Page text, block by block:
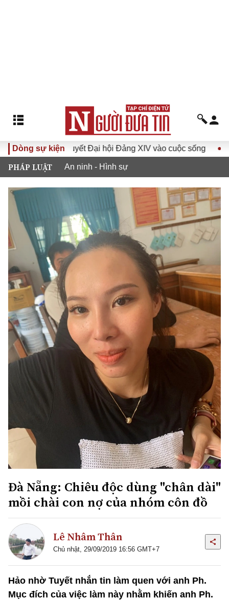
Dòng sự kiện
Nghị quyết Đại hội Đảng XIV vào cuộc sống Hướng tới
PHÁP LUẬT An ninh - Hình sự
Đà Nẵng: Chiêu độc dùng "chân dài"
mồi chài con nợ của nhóm côn đồ
Lê Nhâm Thân
Chủ nhật, 29/09/2019 16:56 GMT+7
Hảo nhờ Tuyết nhắn tin làm quen với anh Ph.
Mục đích của việc làm này nhằm khiến anh Ph.